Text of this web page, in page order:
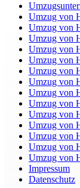
Umzug von
Umzug von
Umzug von
Umzug von
Umzug von
Umzug von
Umzug von
Umzug von
Umzug von
Umzug von
Umzug von
Umzug von
Umzug von
Umzug von
Impressum
Datenschutz